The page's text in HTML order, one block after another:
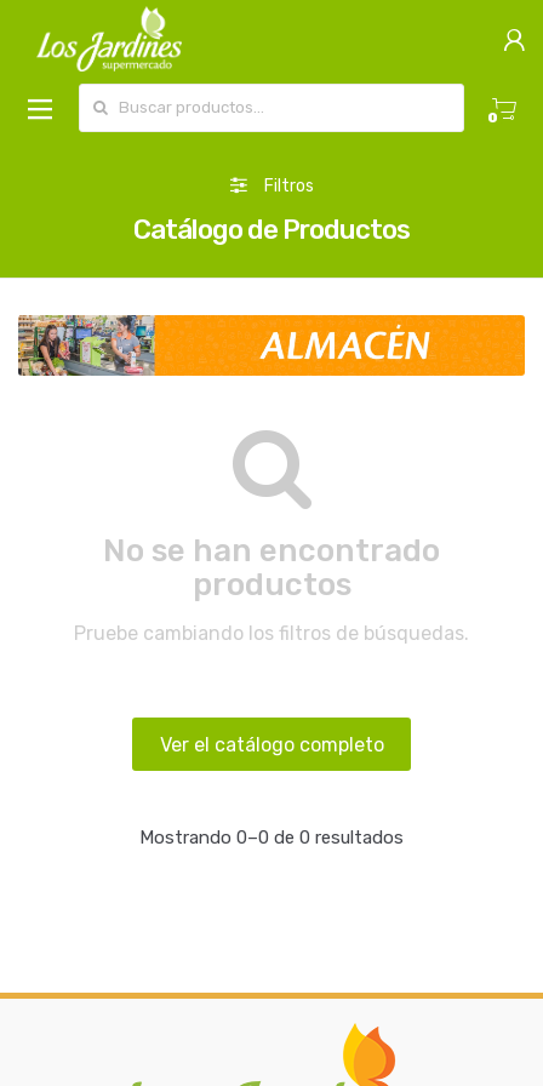
0
Filtros
Catálogo de Productos
No se han encontrado
productos
Pruebe cambiando los filtros de búsquedas.
Ver el catálogo completo
Mostrando 0–0 de 0 resultados